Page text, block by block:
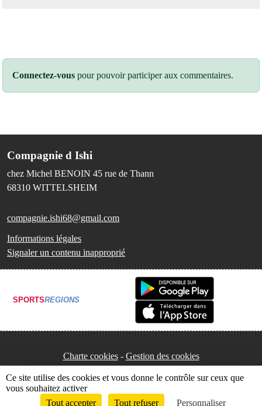
Connectez-vous pour pouvoir participer aux commentaires.
Compagnie d Ishi
chez Michel BENOIN 45 rue de Thann
68310 WITTELSHEIM
compagnie.ishi68@gmail.com
Informations légales
Signaler un contenu inapproprié
SPORTSREGIONS
Charte cookies Gestion des cookies
Envie de participer ?
Ce site utilise des cookies et vous donne le contrôle sur ceux que
vous souhaitez activer
Tout accepter
Tout refuser Personnaliser